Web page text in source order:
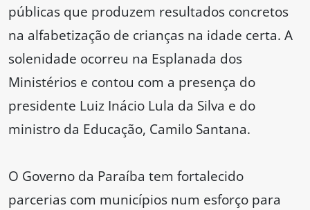
públicas que produzem resultados concretos
na alfabetização de crianças na idade certa. A
solenidade ocorreu na Esplanada dos
Ministérios e contou com a presença do
presidente Luiz Inácio Lula da Silva e do
ministro da Educação, Camilo Santana.
O Governo da Paraíba tem fortalecido
parcerias com municípios num esforço para